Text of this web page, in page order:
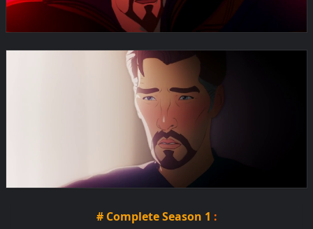
# Complete Season 1 :